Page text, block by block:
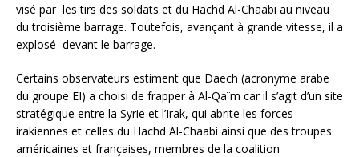
visé par les tirs des soldats et du Hachd Al-Chaabi au niveau
du troisième barrage. Toutefois, avançant à grande vitesse, il a
explosé devant le barrage.
Certains observateurs estiment que Daech (acronyme arabe
du groupe EI) a choisi de frapper à Al-Qaïm car il s’agit d’un site
stratégique entre la Syrie et l’Irak, qui abrite les forces
irakiennes et celles du Hachd Al-Chaabi ainsi que des troupes
américaines et françaises, membres de la coalition